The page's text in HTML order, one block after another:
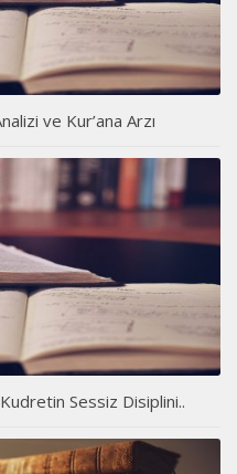
ve Kur’ana Arzı
Sessiz Disiplini..